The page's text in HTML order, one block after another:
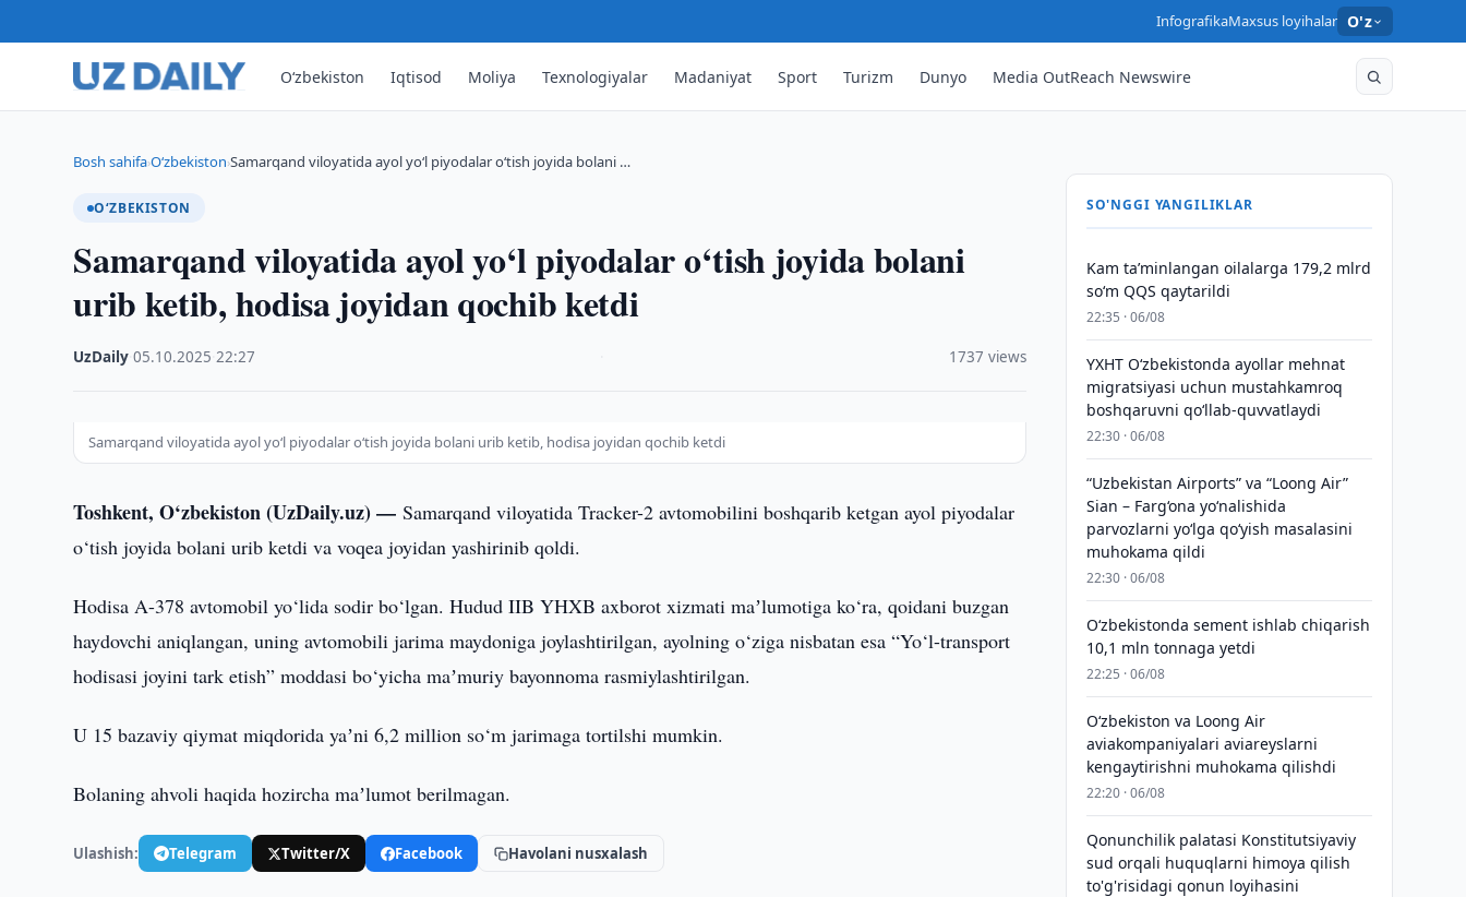
InfografikaMaxsus loyihalar O'z
O‘zbekiston Iqtisod Moliya Texnologiyalar Madaniyat Sport Turizm Dunyo Media OutReach Newswire
Bosh sahifa›O‘zbekiston›Samarqand viloyatida ayol yo‘l piyodalar o‘tish joyida bolani …
O‘ZBEKISTON
Samarqand viloyatida ayol yo‘l piyodalar o‘tish joyida bolani
urib ketib, hodisa joyidan qochib ketdi
UzDaily ·05.10.2025 ·22:27 1737 views
Samarqand viloyatida ayol yo‘l piyodalar o‘tish joyida bolani urib ketib, hodisa joyidan qochib ketdi
Toshkent, O‘zbekiston (UzDaily.uz) —Samarqand viloyatida Tracker-2 avtomobilini boshqarib ketgan ayol piyodalar
o‘tish joyida bolani urib ketdi va voqea joyidan yashirinib qoldi.
Hodisa A-378 avtomobil yo‘lida sodir bo‘lgan. Hudud IIB YHXB axborot xizmati maʼlumotiga ko‘ra, qoidani buzgan
haydovchi aniqlangan, uning avtomobili jarima maydoniga joylashtirilgan, ayolning o‘ziga nisbatan esa “Yo‘l-transport
hodisasi joyini tark etish” moddasi bo‘yicha maʼmuriy bayonnoma rasmiylashtirilgan.
U 15 bazaviy qiymat miqdorida yaʼni 6,2 million so‘m jarimaga tortilshi mumkin.
Bolaning ahvoli haqida hozircha maʼlumot berilmagan.
Ulashish: Telegram Twitter/X Facebook Havolani nusxalash
SO'NGGI YANGILIKLAR
Kam taʼminlangan oilalarga 179,2 mlrd
so‘m QQS qaytarildi
22:35 · 06/08
YXHT O‘zbekistonda ayollar mehnat
migratsiyasi uchun mustahkamroq
boshqaruvni qo‘llab-quvvatlaydi
22:30 · 06/08
“Uzbekistan Airports” va “Loong Air”
Sian – Farg‘ona yo‘nalishida
parvozlarni yo‘lga qo‘yish masalasini
muhokama qildi
22:30 · 06/08
O‘zbekistonda sement ishlab chiqarish
10,1 mln tonnaga yetdi
22:25 · 06/08
Oʻzbekiston va Loong Air
aviakompaniyalari aviareyslarni
kengaytirishni muhokama qilishdi
22:20 · 06/08
Qonunchilik palatasi Konstitutsiyaviy
sud orqali huquqlarni himoya qilish
to'g'risidagi qonun loyihasini